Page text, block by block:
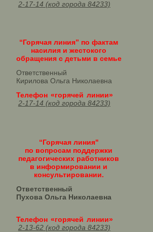
2-17-14 (код города 84233)
“Горячая линия” по фактам
насилия и жестокого
обращения с детьми в семье
Ответственный
Кирилова Ольга Николаевна
Телефон «горячей линии»
2-17-14 (код города 84233)
“Горячая линия"
по вопросам поддержки
педагогических работников
в информировании и
консультировании.
Ответственный
Пухова Ольга Николаевна
Телефон «горячей линии»
2-13-62 (код города 84233)